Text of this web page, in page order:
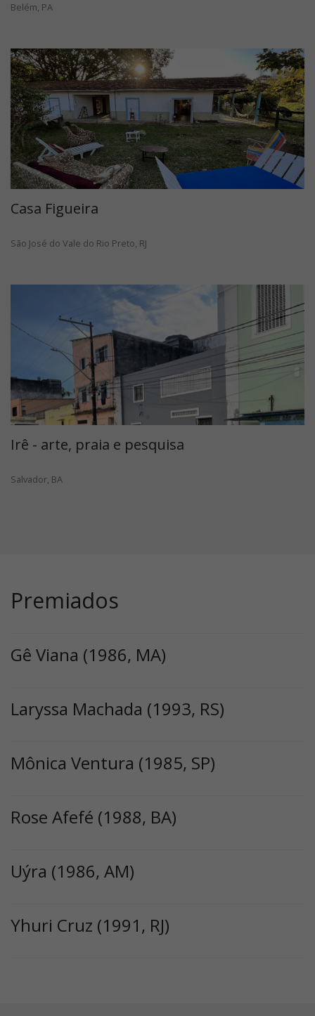
Belém, PA
Casa Figueira
São José do Vale do Rio Preto, RJ
Irê - arte, praia e pesquisa
Salvador, BA
Premiados
Gê Viana (1986, MA)
Laryssa Machada (1993, RS)
Mônica Ventura (1985, SP)
Rose Afefé (1988, BA)
Uýra (1986, AM)
Yhuri Cruz (1991, RJ)